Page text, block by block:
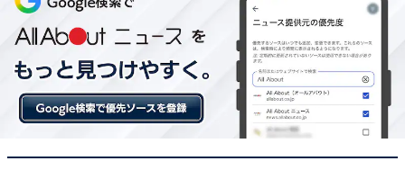
庁所在地「甲府市」です。甲府城跡や武田神社などの名
所に加え、御岳昇仙峡といった日本有数の渓谷美を楽し
める観光都市。都市としての利便性と豊かな自然が身近
にあり、幅広い世代が安心感を持って暮らせる街として
高い支持を集めました。
回答者コメント